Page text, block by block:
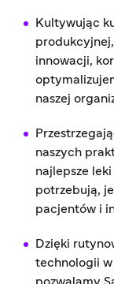
Kultywując
innowacji,
naszej
naszych
najlepsze
potrzebują,
pacjentów i
Dzięki
technologii
pozwalamy